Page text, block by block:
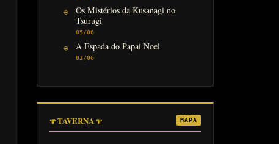
Os Mistérios da Kusanagi no
Tsurugi
05/06
A Espada do Papai Noel
02/06
𖥬 TAVERNA 𖥬 MAPA